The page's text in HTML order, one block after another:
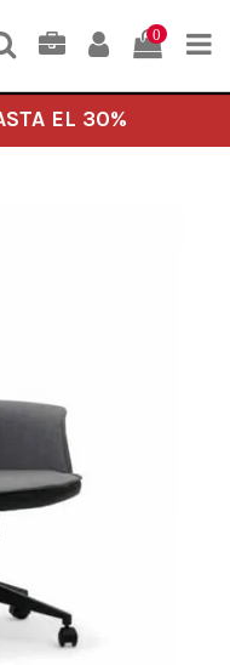
0
EL 30%